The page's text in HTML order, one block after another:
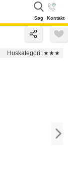
Søg Kontakt
Huskategori: ★★★